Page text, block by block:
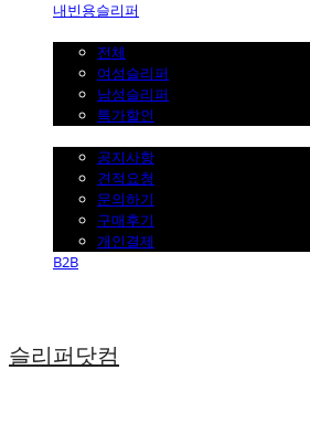
내빈용슬리퍼
전체
여성슬리퍼
남성슬리퍼
특가할인
공지사항
견적요청
문의하기
구매후기
개인결제
B2B
슬리퍼닷컴